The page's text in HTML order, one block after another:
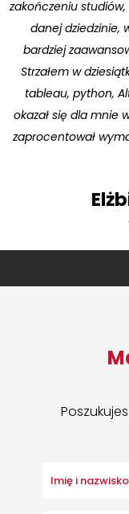
zakończeniu
danej dziedzinie,
bardziej
Strzałem w
tableau, python,
okazał się dla mnie
zaprocentował